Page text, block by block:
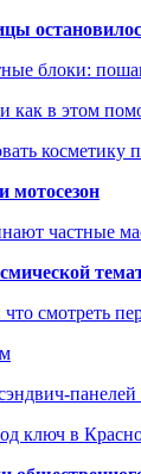
блоки:
как в этом
косметику
мотосезон
частные
смотреть
сэндвич-
ключ в